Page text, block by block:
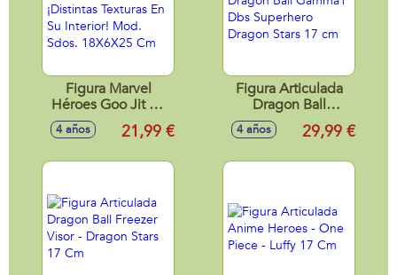
Figura Marvel
Héroes Goo Jit Zu
¡Distintas Texturas
En Su Interior! Mod.
4 años 21,99 €
Figura Articulada
Dragon Ball
Gamma1 Dbs
Superhero Dragon
4 años 29,99 €